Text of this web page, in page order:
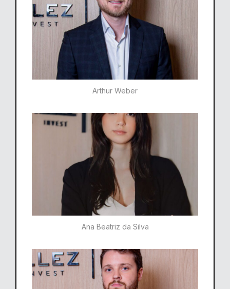
Arthur Weber
Ana Beatriz da Silva